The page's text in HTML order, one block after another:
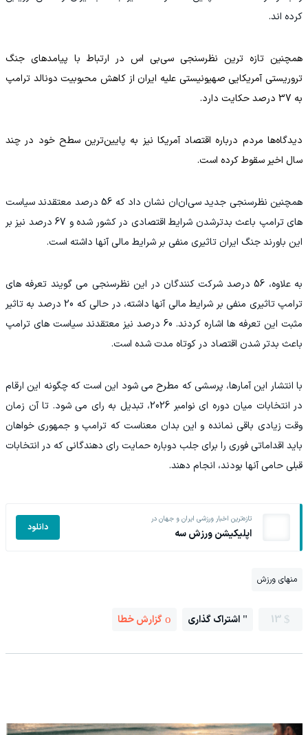
کرده اند.
همچنین تازه ترین نظرسنجی سی‌بی اس در ارتباط با پیامدهای جنگ
تروریستی آمریکایی صهیونیستی علیه ایران از کاهش محبوبیت دونالد ترامپ
به 37 درصد حکایت دارد.
دیدگاه‌ها مردم درباره اقتصاد آمریکا نیز به پایین‌ترین سطح خود در چند
سال اخیر سقوط کرده است.
همچنین نظرسنجی جدید سی‌ان‌ان نشان داد که 56 درصد معتقدند سیاست
های ترامپ باعث بدترشدن شرایط اقتصادی در کشور شده و 67 درصد نیز بر
این باورند جنگ ایران تاثیری منفی بر شرایط مالی آنها داشته است.
به علاوه، 56 درصد شرکت کنندگان در این نظرسنجی می گویند تعرفه های
ترامپ تاثیری منفی بر شرایط مالی آنها داشته، در حالی که 20 درصد به تاثیر
مثبت این تعرفه ها اشاره کردند. 60 درصد نیز معتقدند سیاست های ترامپ
باعث بدتر شدن اقتصاد در کوتاه مدت شده است.
با انتشار این آمارها، پرسشی که مطرح می شود این است که چگونه این ارقام
در انتخابات میان دوره ای نوامبر 2026، تبدیل به رای می شود. تا آن زمان
وقت زیادی باقی نمانده و این بدان معناست که ترامپ و جمهوری خواهان
باید اقداماتی فوری را برای جلب دوباره حمایت رای دهندگانی که در انتخابات
قبلی حامی آنها بودند، انجام دهند.
تازه‌ترین اخبار ورزشی ایران و جهان در
اپلیکیشن ورزش سه دانلود
منهای ورزش
13 اشتراک گذاری گزارش خطا